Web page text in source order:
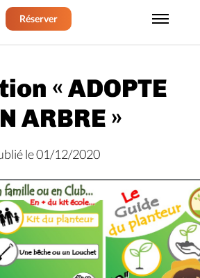
Réserver
« ADOPTE
ARBRE »
le 01/12/2020